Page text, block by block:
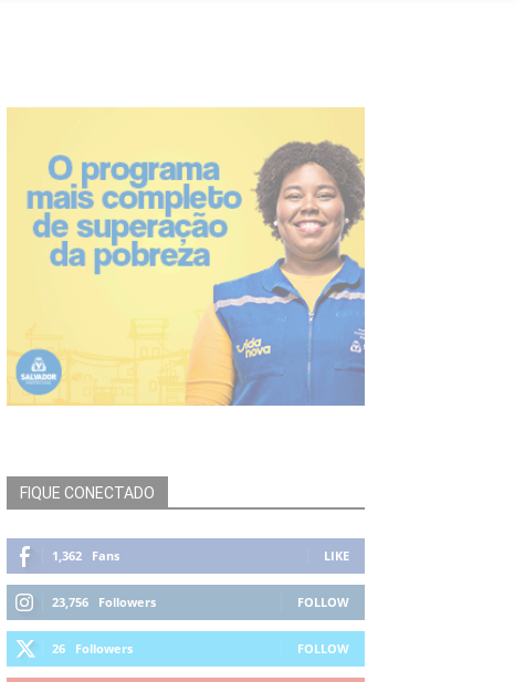
FIQUE CONECTADO
1,362 Fans LIKE
23,756 Followers FOLLOW
26 Followers FOLLOW